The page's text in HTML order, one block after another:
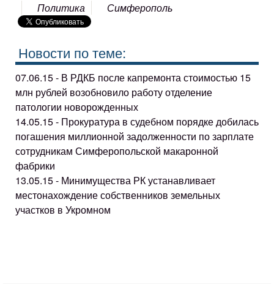
Политика Симферополь
Новости по теме:
07.06.15 - В РДКБ после капремонта стоимостью 15
млн рублей возобновило работу отделение
патологии новорожденных
14.05.15 - Прокуратура в судебном порядке добилась
погашения миллионной задолженности по зарплате
сотрудникам Симферопольской макаронной
фабрики
13.05.15 - Минимущества РК устанавливает
местонахождение собственников земельных
участков в Укромном